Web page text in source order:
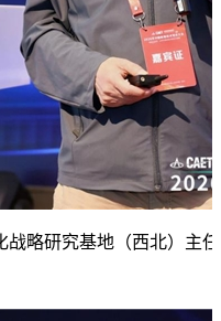
战略研究基地（西北）主